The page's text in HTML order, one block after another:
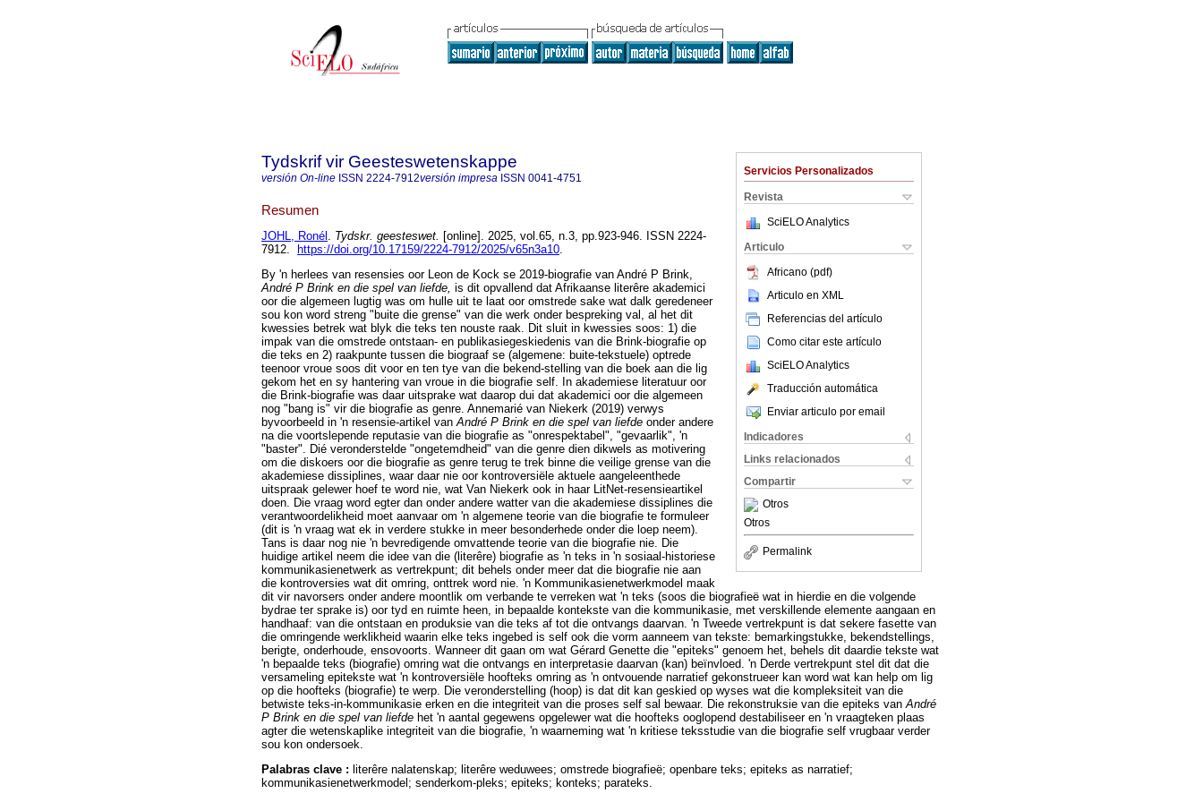
Servicios Personalizados
Revista
SciELO Analytics
Articulo
Africano (pdf)
Articulo en XML
Referencias del artículo
Como citar este artículo
SciELO Analytics
Traducción automática
Enviar articulo por email
Indicadores
Links relacionados
Compartir
Otros
Otros
Permalink
Tydskrif vir Geesteswetenskappe
versión On-line ISSN 2224-7912versión impresa ISSN 0041-4751
Resumen
JOHL, Ronél . Tydskr. geesteswet. [online]. 2025, vol.65, n.3, pp.923-946. ISSN 2224-
7912.
https://doi.org/10.17159/2224-7912/2025/v65n3a10.
By 'n herlees van resensies oor Leon de Kock se 2019-biografie van André P Brink,
André P Brink en die spel van liefde, is dit opvallend dat Afrikaanse literêre akademici
oor die algemeen lugtig was om hulle uit te laat oor omstrede sake wat dalk geredeneer
sou kon word streng "buite die grense" van die werk onder bespreking val, al het dit
kwessies betrek wat blyk die teks ten nouste raak. Dit sluit in kwessies soos: 1) die
impak van die omstrede ontstaan- en publikasiegeskiedenis van die Brink-biografie op
die teks en 2) raakpunte tussen die biograaf se (algemene: buite-tekstuele) optrede
teenoor vroue soos dit voor en ten tye van die bekend-stelling van die boek aan die lig
gekom het en sy hantering van vroue in die biografie self. In akademiese literatuur oor
die Brink-biografie was daar uitsprake wat daarop dui dat akademici oor die algemeen
nog "bang is" vir die biografie as genre. Annemarié van Niekerk (2019) verwys
byvoorbeeld in 'n resensie-artikel vanAndré P Brink en die spel van liefde onder andere
na die voortslepende reputasie van die biografie as "onrespektabel", "gevaarlik", 'n
"baster". Dié veronderstelde "ongetemdheid" van die genre dien dikwels as motivering
om die diskoers oor die biografie as genre terug te trek binne die veilige grense van die
akademiese dissiplines, waar daar nie oor kontroversiële aktuele aangeleenthede
uitspraak gelewer hoef te word nie, wat Van Niekerk ook in haar LitNet-resensieartikel
doen. Die vraag word egter dan onder andere watter van die akademiese dissiplines die
verantwoordelikheid moet aanvaar om 'n algemene teorie van die biografie te formuleer
(dit is 'n vraag wat ek in verdere stukke in meer besonderhede onder die loep neem).
Tans is daar nog nie 'n bevredigende omvattende teorie van die biografie nie. Die
huidige artikel neem die idee van die (literêre) biografie as 'n teks in 'n sosiaal-historiese
kommunikasienetwerk as vertrekpunt; dit behels onder meer dat die biografie nie aan
die kontroversies wat dit omring, onttrek word nie. 'n Kommunikasienetwerkmodel maak
dit vir navorsers onder andere moontlik om verbande te verreken wat 'n teks (soos die biografieë wat in hierdie en die volgende
bydrae ter sprake is) oor tyd en ruimte heen, in bepaalde kontekste van die kommunikasie, met verskillende elemente aangaan en
handhaaf: van die ontstaan en produksie van die teks af tot die ontvangs daarvan. 'n Tweede vertrekpunt is dat sekere fasette van
die omringende werklikheid waarin elke teks ingebed is self ook die vorm aanneem van tekste: bemarkingstukke, bekendstellings,
berigte, onderhoude, ensovoorts. Wanneer dit gaan om wat Gérard Genette die "epiteks" genoem het, behels dit daardie tekste wat
'n bepaalde teks (biografie) omring wat die ontvangs en interpretasie daarvan (kan) beïnvloed. 'n Derde vertrekpunt stel dit dat die
versameling epitekste wat 'n kontroversiële hoofteks omring as 'n ontvouende narratief gekonstrueer kan word wat kan help om lig
op die hoofteks (biografie) te werp. Die veronderstelling (hoop) is dat dit kan geskied op wyses wat die kompleksiteit van die
betwiste teks-in-kommunikasie erken en die integriteit van die proses self sal bewaar. Die rekonstruksie van die epiteks vanAndré
P Brink en die spel van liefde het 'n aantal gegewens opgelewer wat die hoofteks ooglopend destabiliseer en 'n vraagteken plaas
agter die wetenskaplike integriteit van die biografie, 'n waarneming wat 'n kritiese teksstudie van die biografie self vrugbaar verder
sou kon ondersoek.
Palabras clave : literêre nalatenskap; literêre weduwees; omstrede biografieë; openbare teks; epiteks as narratief;
kommunikasienetwerkmodel; senderkom-pleks; epiteks; konteks; parateks.